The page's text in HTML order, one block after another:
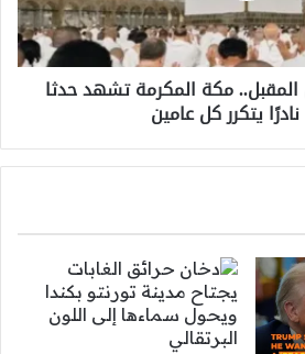
مكة المكرمة تشهد حدثا
يتكرر كل عامين